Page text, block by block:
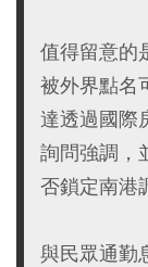
值得留意的
被外界點名
達透過國際
詢問強調，
否鎖定南港
與民眾通勤